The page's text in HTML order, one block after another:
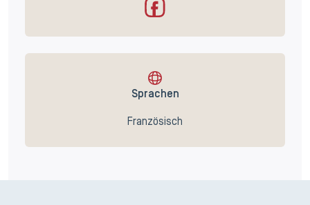
Sprachen
Französisch